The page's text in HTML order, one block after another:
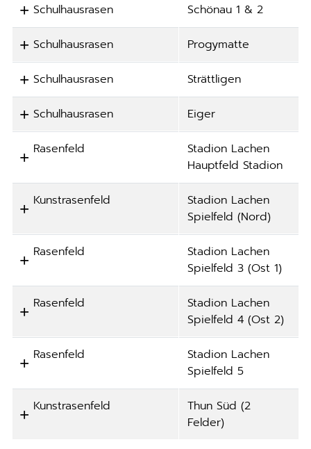
Schulhausrasen Schönau 1 & 2
Schulhausrasen Progymatte
Schulhausrasen Strättligen
Schulhausrasen Eiger
Rasenfeld
Stadion Lachen
Hauptfeld Stadion
Kunstrasenfeld
Stadion Lachen
Spielfeld (Nord)
Rasenfeld
Stadion Lachen
Spielfeld 3 (Ost 1)
Rasenfeld
Stadion Lachen
Spielfeld 4 (Ost 2)
Rasenfeld
Stadion Lachen
Spielfeld 5
Kunstrasenfeld
Thun Süd (2
Felder)